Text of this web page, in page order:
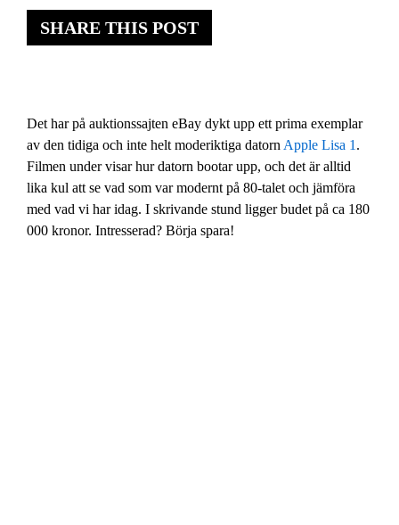
SHARE THIS POST
Det har på auktionssajten eBay dykt upp ett prima exemplar
av den tidiga och inte helt moderiktiga datorn Apple Lisa 1 .
Filmen under visar hur datorn bootar upp, och det är alltid
lika kul att se vad som var modernt på 80-talet och jämföra
med vad vi har idag. I skrivande stund ligger budet på ca 180
000 kronor. Intresserad? Börja spara!